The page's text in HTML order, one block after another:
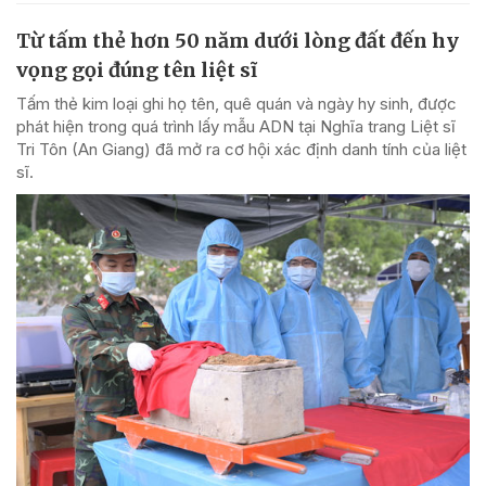
Từ tấm thẻ hơn 50 năm dưới lòng đất đến hy
vọng gọi đúng tên liệt sĩ
Tấm thẻ kim loại ghi họ tên, quê quán và ngày hy sinh, được
phát hiện trong quá trình lấy mẫu ADN tại Nghĩa trang Liệt sĩ
Tri Tôn (An Giang) đã mở ra cơ hội xác định danh tính của liệt
sĩ.